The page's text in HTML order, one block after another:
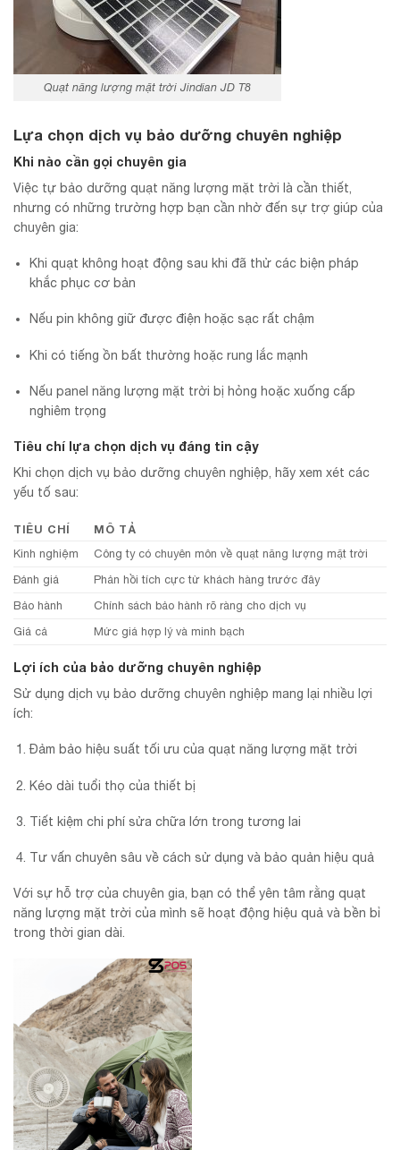
Quạt năng lượng mặt trời Jindian JD T8
Lựa chọn dịch vụ bảo dưỡng chuyên nghiệp
Khi nào cần gọi chuyên gia
Việc tự bảo dưỡng quạt năng lượng mặt trời là cần thiết,
nhưng có những trường hợp bạn cần nhờ đến sự trợ giúp của
chuyên gia:
Khi quạt không hoạt động sau khi đã thử các biện pháp
khắc phục cơ bản
Nếu pin không giữ được điện hoặc sạc rất chậm
Khi có tiếng ồn bất thường hoặc rung lắc mạnh
Nếu panel năng lượng mặt trời bị hỏng hoặc xuống cấp
nghiêm trọng
Tiêu chí lựa chọn dịch vụ đáng tin cậy
Khi chọn dịch vụ bảo dưỡng chuyên nghiệp, hãy xem xét các
yếu tố sau:
TIÊU CHÍ
MÔ TẢ
Kinh nghiệm
Công ty có chuyên môn về quạt năng lượng mặt trời
Đánh giá
Phản hồi tích cực từ khách hàng trước đây
Bảo hành
Chính sách bảo hành rõ ràng cho dịch vụ
Giá cả
Mức giá hợp lý và minh bạch
Lợi ích của bảo dưỡng chuyên nghiệp
Sử dụng dịch vụ bảo dưỡng chuyên nghiệp mang lại nhiều lợi
ích:
Đảm bảo hiệu suất tối ưu của quạt năng lượng mặt trời
Kéo dài tuổi thọ của thiết bị
Tiết kiệm chi phí sửa chữa lớn trong tương lai
Tư vấn chuyên sâu về cách sử dụng và bảo quản hiệu quả
Với sự hỗ trợ của chuyên gia, bạn có thể yên tâm rằng quạt
năng lượng mặt trời của mình sẽ hoạt động hiệu quả và bền bỉ
trong thời gian dài.